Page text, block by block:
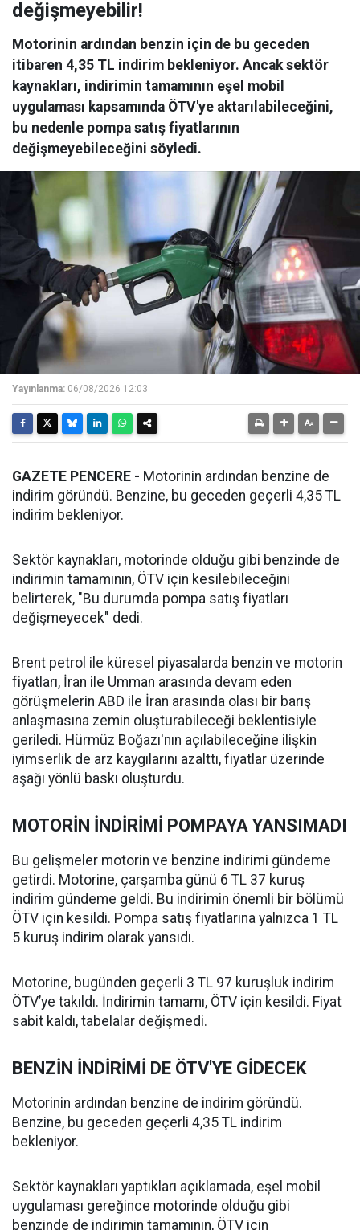
değişmeyebilir!
Motorinin ardından benzin için de bu geceden
itibaren 4,35 TL indirim bekleniyor. Ancak sektör
kaynakları, indirimin tamamının eşel mobil
uygulaması kapsamında ÖTV'ye aktarılabileceğini,
bu nedenle pompa satış fiyatlarının
değişmeyebileceğini söyledi.
Yayınlanma: 06/08/2026 12:03
GAZETE PENCERE - Motorinin ardından benzine de
indirim göründü. Benzine, bu geceden geçerli 4,35 TL
indirim bekleniyor.
Sektör kaynakları, motorinde olduğu gibi benzinde de
indirimin tamamının, ÖTV için kesilebileceğini
belirterek, "Bu durumda pompa satış fiyatları
değişmeyecek" dedi.
Brent petrol ile küresel piyasalarda benzin ve motorin
fiyatları, İran ile Umman arasında devam eden
görüşmelerin ABD ile İran arasında olası bir barış
anlaşmasına zemin oluşturabileceği beklentisiyle
geriledi. Hürmüz Boğazı'nın açılabileceğine ilişkin
iyimserlik de arz kaygılarını azalttı, fiyatlar üzerinde
aşağı yönlü baskı oluşturdu.
MOTORİN İNDİRİMİ POMPAYA YANSIMADI
Bu gelişmeler motorin ve benzine indirimi gündeme
getirdi. Motorine, çarşamba günü 6 TL 37 kuruş
indirim gündeme geldi. Bu indirimin önemli bir bölümü
ÖTV için kesildi. Pompa satış fiyatlarına yalnızca 1 TL
5 kuruş indirim olarak yansıdı.
Motorine, bugünden geçerli 3 TL 97 kuruşluk indirim
ÖTV’ye takıldı. İndirimin tamamı, ÖTV için kesildi. Fiyat
sabit kaldı, tabelalar değişmedi.
BENZİN İNDİRİMİ DE ÖTV'YE GİDECEK
Motorinin ardından benzine de indirim göründü.
Benzine, bu geceden geçerli 4,35 TL indirim
bekleniyor.
Sektör kaynakları yaptıkları açıklamada, eşel mobil
uygulaması gereğince motorinde olduğu gibi
benzinde de indirimin tamamının, ÖTV için